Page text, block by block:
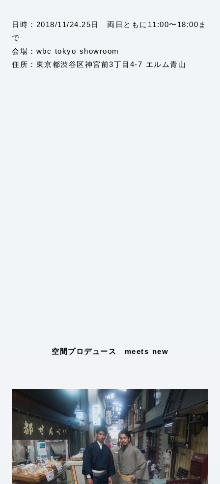
日時：2018/11/24.25日 両日ともに11:00〜18:00ま
で
会場：wbc tokyo showroom
住所：東京都渋谷区神宮前3丁目4-7 エルム青山
空間プロデュース meets new